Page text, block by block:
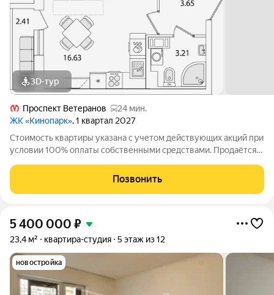
3D-тур
Проспект Ветеранов
24 мин.
ЖК «Кинопарк», 1 квартал 2027
Стоимость квартиры указана с учетом действующих акций при
условии 100% оплаты собственными средствами. Продаётся
«РСТИ» (Росстройинвест). Квартира находится в 9 этажном
доме, в Очередь 1, Корпус 1
Позвонить
5 400 000 ₽
23,4 м² квартира-студия 5 этаж из 12
новостройка